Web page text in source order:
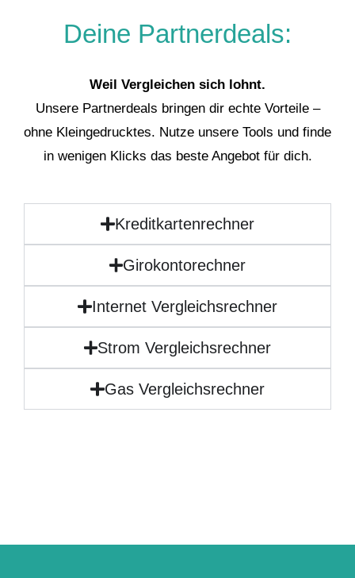
Deine Partnerdeals:
Weil Vergleichen sich lohnt.
Unsere Partnerdeals bringen dir echte Vorteile –
ohne Kleingedrucktes. Nutze unsere Tools und finde
in wenigen Klicks das beste Angebot für dich.
Kreditkartenrechner
Girokontorechner
Internet Vergleichsrechner
Strom Vergleichsrechner
Gas Vergleichsrechner